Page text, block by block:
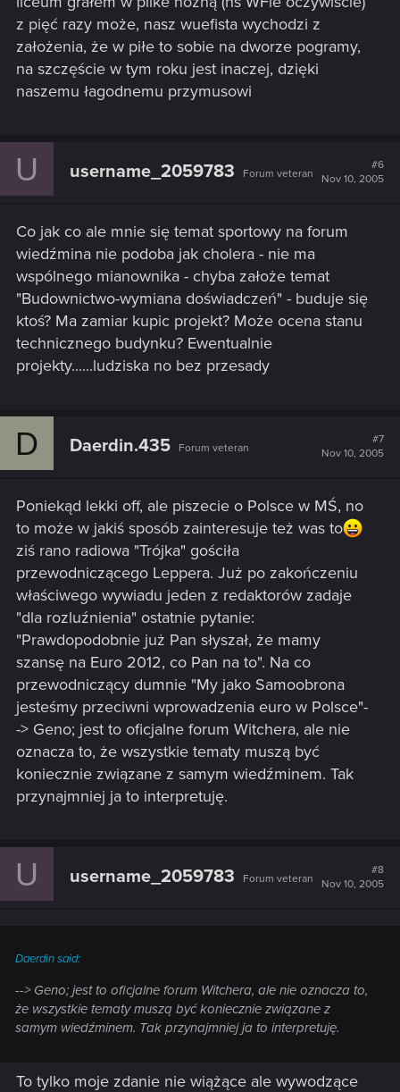
z pięć razy może, nasz wuefista wychodzi z
założenia, że w piłe to sobie na dworze pogramy,
na szczęście w tym roku jest inaczej, dzięki
naszemu łagodnemu przymusowi
U username_2059783 Forum veteran
#6
Nov 10, 2005
Co jak co ale mnie się temat sportowy na forum
wiedźmina nie podoba jak cholera - nie ma
wspólnego mianownika - chyba założe temat
"Budownictwo-wymiana doświadczeń" - buduje się
ktoś? Ma zamiar kupic projekt? Może ocena stanu
technicznego budynku? Ewentualnie
projekty......ludziska no bez przesady
D Daerdin.435 Forum veteran
#7
Nov 10, 2005
Poniekąd lekki off, ale piszecie o Polsce w MŚ, no
to może w jakiś sposób zainteresuje też was to
ziś rano radiowa "Trójka" gościła
przewodniczącego Leppera. Już po zakończeniu
właściwego wywiadu jeden z redaktorów zadaje
"dla rozluźnienia" ostatnie pytanie:
"Prawdopodobnie już Pan słyszał, że mamy
szansę na Euro 2012, co Pan na to". Na co
przewodniczący dumnie "My jako Samoobrona
jesteśmy przeciwni wprowadzenia euro w Polsce"-
-> Geno; jest to oficjalne forum Witchera, ale nie
oznacza to, że wszystkie tematy muszą być
koniecznie związane z samym wiedźminem. Tak
przynajmniej ja to interpretuję.
U username_2059783 Forum veteran
#8
Nov 10, 2005
Daerdin said:
--> Geno; jest to oficjalne forum Witchera, ale nie oznacza to,
że wszystkie tematy muszą być koniecznie związane z
samym wiedźminem. Tak przynajmniej ja to interpretuję.
To tylko moje zdanie nie wiążące ale wywodzące